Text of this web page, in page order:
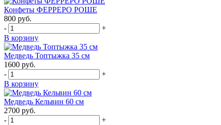
Конфеты ФЕРРЕРО РОШЕ
800 руб.
-
+
В корзину
Медведь Топтыжка 35 см
1600 руб.
-
+
В корзину
Медведь Кельвин 60 см
2700 руб.
-
+